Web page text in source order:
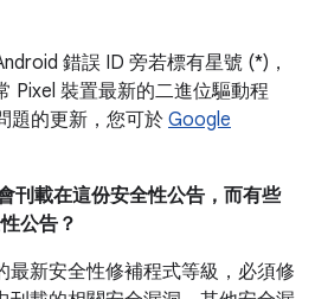
錯誤 ID 旁若標有星號 (*)，
Pixel 裝置最新的二進位驅動程
題的更新，您可於 Google
刊載在這份安全性公告，而有些
公告？
最新安全性修補程式等級，必須修